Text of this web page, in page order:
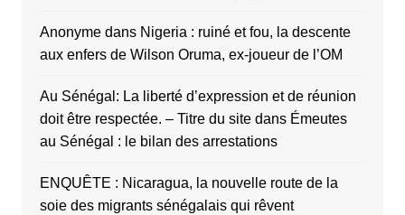
Anonymedans Nigeria : ruiné et fou, la descente
aux enfers de Wilson Oruma, ex-joueur de l’OM
Au Sénégal: La liberté d’expression et de réunion
doit être respectée. – Titre du sitedans Émeutes
au Sénégal : le bilan des arrestations
ENQUÊTE : Nicaragua, la nouvelle route de la
soie des migrants sénégalais qui rêvent